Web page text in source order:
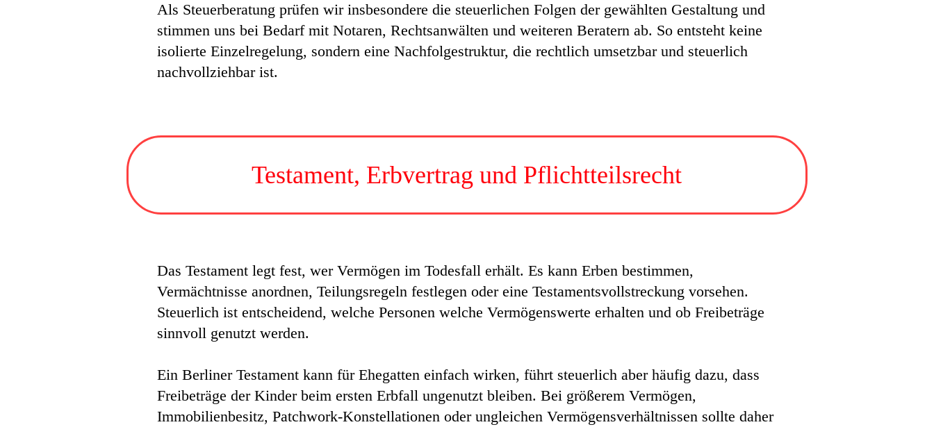
Als Steuerberatung prüfen wir insbesondere die steuerlichen Folgen der gewählten Gestaltung und
stimmen uns bei Bedarf mit Notaren, Rechtsanwälten und weiteren Beratern ab. So entsteht keine
isolierte Einzelregelung, sondern eine Nachfolgestruktur, die rechtlich umsetzbar und steuerlich
nachvollziehbar ist.
Testament, Erbvertrag und Pflichtteilsrecht
Das Testament legt fest, wer Vermögen im Todesfall erhält. Es kann Erben bestimmen,
Vermächtnisse anordnen, Teilungsregeln festlegen oder eine Testamentsvollstreckung vorsehen.
Steuerlich ist entscheidend, welche Personen welche Vermögenswerte erhalten und ob Freibeträge
sinnvoll genutzt werden.
Ein Berliner Testament kann für Ehegatten einfach wirken, führt steuerlich aber häufig dazu, dass
Freibeträge der Kinder beim ersten Erbfall ungenutzt bleiben. Bei größerem Vermögen,
Immobilienbesitz, Patchwork-Konstellationen oder ungleichen Vermögensverhältnissen sollte daher